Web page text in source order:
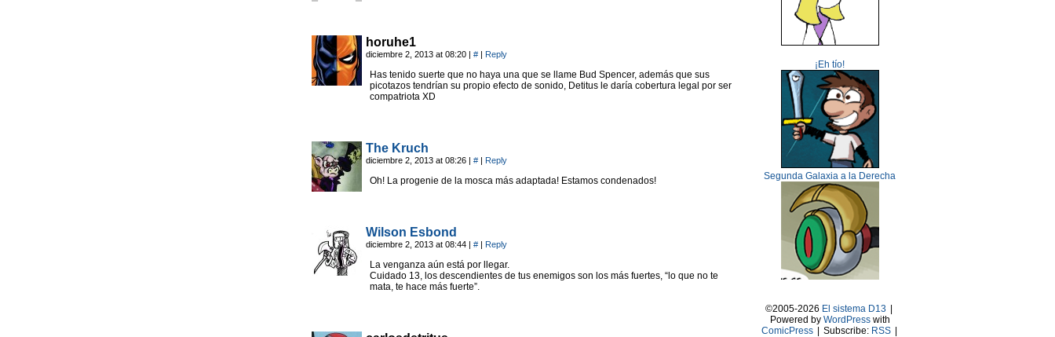
horuhe1
diciembre 2, 2013 at 08:20 | # | Reply
Has tenido suerte que no haya una que se llame Bud Spencer, además que sus
picotazos tendrían su propio efecto de sonido, Detitus le daría cobertura legal por ser
compatriota XD
The Kruch
diciembre 2, 2013 at 08:26 | # | Reply
Oh! La progenie de la mosca más adaptada! Estamos condenados!
Wilson Esbond
diciembre 2, 2013 at 08:44 | # | Reply
La venganza aún está por llegar.
Cuidado 13, los descendientes de tus enemigos son los más fuertes, “lo que no te
mata, te hace más fuerte”.
¡Eh tío!
Segunda Galaxia a la Derecha
©2005-2026 El sistema D13
Powered by WordPresswith
ComicPress
Subscribe: RSS